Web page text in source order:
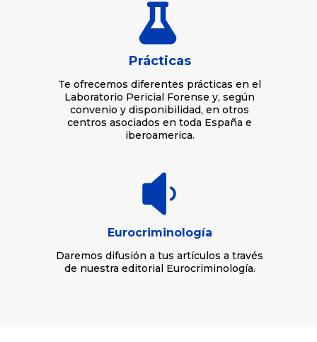

Prácticas
Te ofrecemos diferentes prácticas en el
Laboratorio Pericial Forense y, según
convenio y disponibilidad, en otros
centros asociados en toda España e
iberoamerica.

Eurocriminología
Daremos difusión a tus artículos a través
de nuestra editorial Eurocriminología.